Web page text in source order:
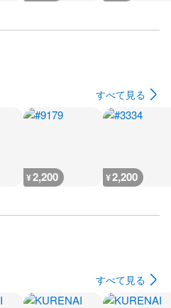
すべて見る
¥2,200 ¥2,200
すべて見る